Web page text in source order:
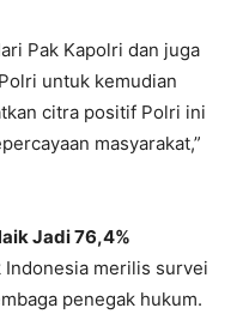
Pak Kapolri dan juga
untuk kemudian
citra positif Polri ini
masyarakat,”
Jadi 76,4%
merilis survei
penegak hukum.